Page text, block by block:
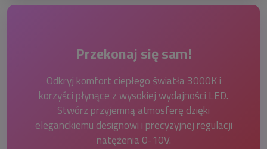
Przekonaj się sam!
Odkryj komfort ciepłego światła 3000K i
korzyści płynące z wysokiej wydajności LED.
Stwórz przyjemną atmosferę dzięki
eleganckiemu designowi i precyzyjnej regulacji
natężenia 0-10V.